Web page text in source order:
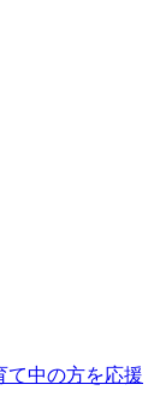
て中の方を応援